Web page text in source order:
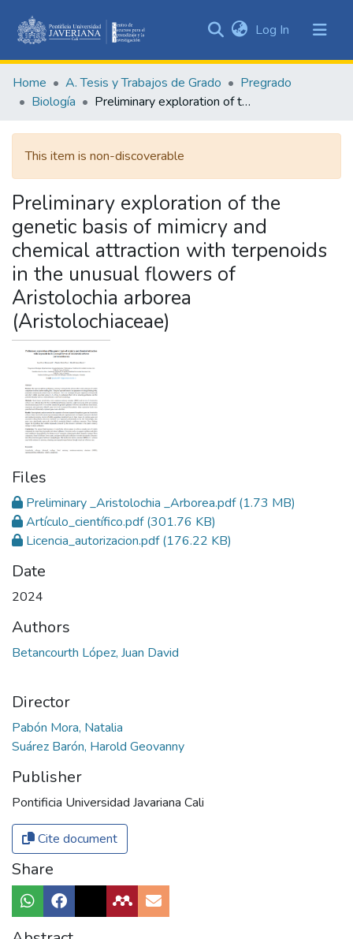
&
Collections
Statistics
Log In (current)
Home A. Tesis y Trabajos de Grado
Pregrado
Biología
Preliminary exploration of the genetic basis of mimicry and chemical attraction with terpenoids in the unusual flowers of Aristolochia arborea (Aristolochiaceae)
This item is non-discoverable
Preliminary exploration of the
genetic basis of mimicry and
chemical attraction with terpenoids
in the unusual flowers of
Aristolochia arborea
(Aristolochiaceae)
Files
Preliminary _Aristolochia _Arborea.pdf(1.73 MB)
Artículo_científico.pdf(301.76 KB)
Licencia_autorizacion.pdf(176.22 KB)
Date
2024
Authors
Betancourth López, Juan David
Director
Pabón Mora, Natalia
Suárez Barón, Harold Geovanny
Publisher
Pontificia Universidad Javariana Cali
Cite document
Share